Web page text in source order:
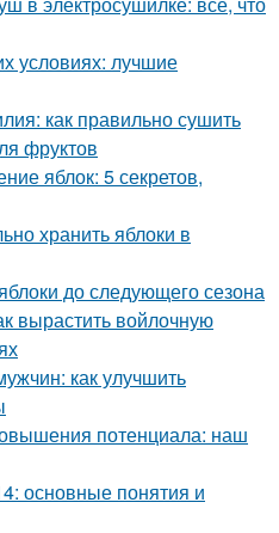
условиях: лучшие
как правильно сушить
фруктов
яблок: 5 секретов,
хранить яблоки в
до следующего сезона
вырастить войлочную
как улучшить
потенциала: наш
основные понятия и